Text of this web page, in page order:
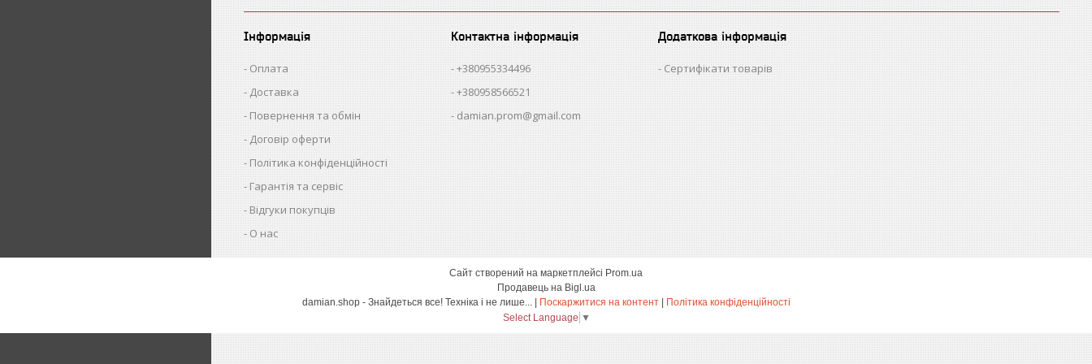
Інформація
Оплата
Доставка
Повернення та обмін
Договір оферти
Політика конфіденційності
Гарантія та сервіс
Відгуки покупців
О нас
Контактна інформація
+380955334496
+380958566521
damian.prom@gmail.com
Додаткова інформація
Сертифікати товарів
Сайт створений на маркетплейсі Prom.ua
Продавець на Bigl.ua
Поскаржитися на контент
Політика конфіденційності
Select Language ▼